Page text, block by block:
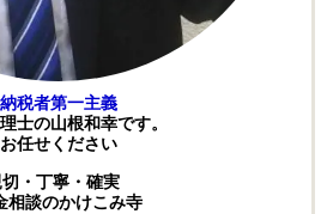
納税者第一主義
士の山根和幸です。
お任せください
切・丁寧・確実
相談のかけこみ寺